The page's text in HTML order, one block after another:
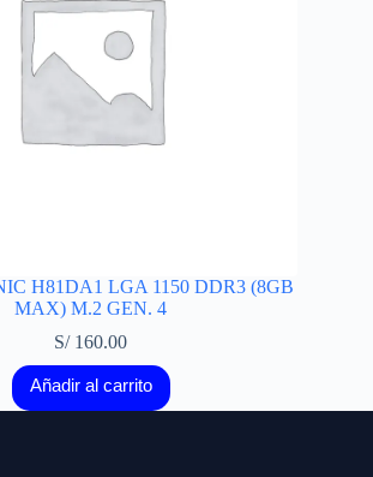
H81DA1 LGA 1150 DDR3 (8GB
MAX) M.2 GEN. 4
S/160.00
Añadir al carrito